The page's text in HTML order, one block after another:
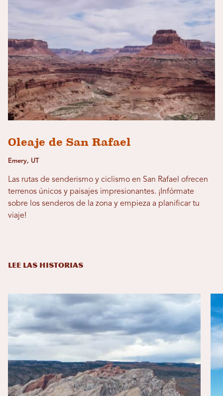
Oleaje de San Rafael
Emery, UT
Las rutas de senderismo y ciclismo en San Rafael ofrecen
terrenos únicos y paisajes impresionantes. ¡Infórmate
sobre los senderos de la zona y empieza a planificar tu
viaje!
LEE LAS HISTORIAS